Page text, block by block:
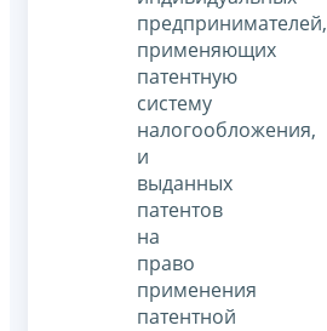
предпринимателей,
применяющих
патентную
систему
налогообложения,
и
выданных
патентов
на
право
применения
патентной